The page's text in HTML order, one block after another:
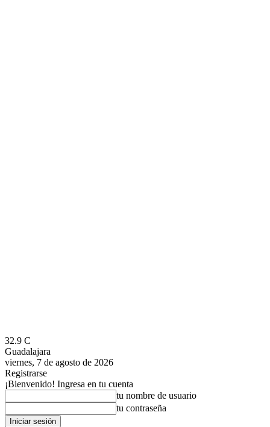
32.9 C
Guadalajara
viernes, 7 de agosto de 2026
Registrarse
¡Bienvenido! Ingresa en tu cuenta
tu nombre de usuario
tu contraseña